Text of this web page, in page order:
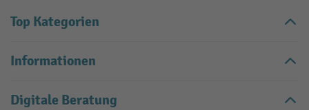
Top Kategorien
Informationen
Digitale Beratung